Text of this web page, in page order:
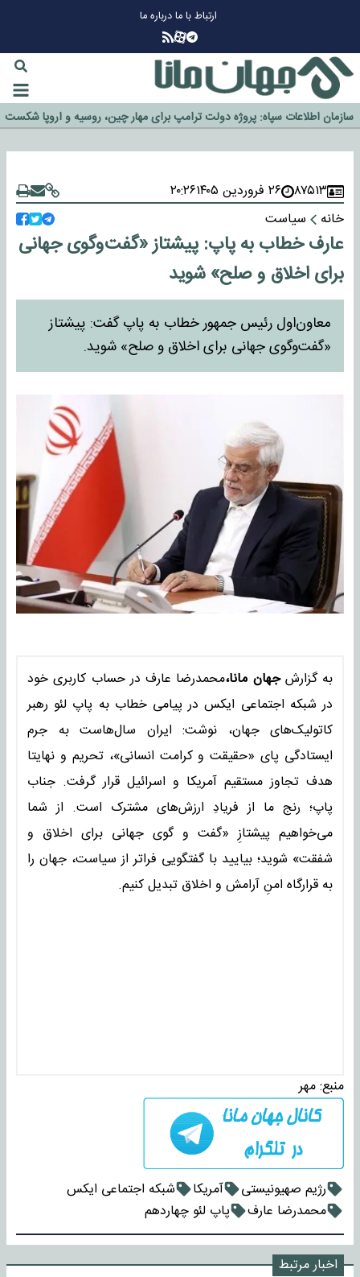
ارتباط با مادرباره ما
گزینه جدایی اوسمار روی میز مدیران پرسپولیس
آیا رئیس جمهور آمریکا قانون را دور می‌زند؟
اخراج رسمی چهره نامدار از پرسپولیس
سازمان اطلاعات سپاه: پروژه دولت ترامپ برای مهار چین، روسیه و اروپا شکست
خورد
۸۷۵۱۳ ۲۶ فروردین ۱۴۰۵
۲۰:۲۶
خانه
سیاست
عارف خطاب به پاپ: پیشتاز «گفت‌وگوی جهانی
برای اخلاق و صلح» شوید
معاون‌اول رئیس جمهور خطاب به پاپ گفت: پیشتاز
«گفت‌وگوی جهانی برای اخلاق و صلح» شوید.
به گزارشجهان مانا،محمدرضا عارف در حساب کاربری خود
در شبکه اجتماعی ایکس در پیامی خطاب به پاپ لئو رهبر
کاتولیک‌های جهان، نوشت: ایران سال‌هاست به جرم
ایستادگی پای «حقیقت و کرامت انسانی»، تحریم و نهایتا
هدف تجاوز مستقیم آمریکا و اسرائیل قرار گرفت. جناب
پاپ؛ رنج ما از فریادِ ارزش‌های مشترک است. از شما
می‌خواهیم پیشتازِ «گفت و گوی جهانی برای اخلاق و
شفقت» شوید؛ بیایید با گفتگویی فراتر از سیاست، جهان را
به قرارگاه امنِ آرامش و اخلاق تبدیل کنیم.
منبع:مهر
رژیم صهیونیستی آمریکا
شبکه اجتماعی ایکس
محمدرضا عارف
پاپ لئو چهاردهم
اخبار مرتبط